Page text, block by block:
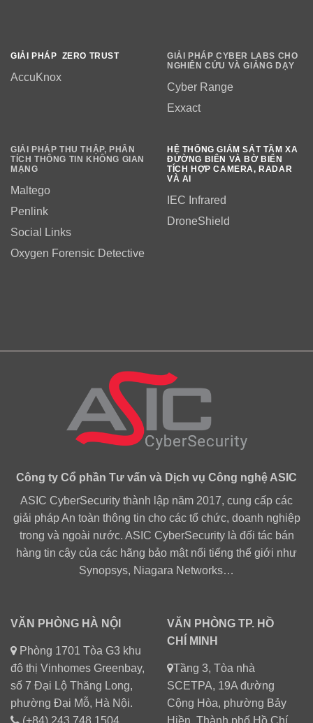
GIẢI PHÁP ZERO TRUST
AccuKnox
GIẢI PHÁP CYBER LABS CHO
NGHIÊN CỨU VÀ GIẢNG DẠY
Cyber Range
Exxact
GIẢI PHÁP THU THẬP, PHÂN
TÍCH THÔNG TIN KHÔNG GIAN
MẠNG
Maltego
Penlink
Social Links
Oxygen Forensic Detective
HỆ THỐNG GIÁM SÁT TẦM XA
ĐƯỜNG BIÊN VÀ BỜ BIỂN
TÍCH HỢP CAMERA, RADAR
VÀ AI
IEC Infrared
DroneShield
Công ty Cổ phần Tư vấn và Dịch vụ Công nghệ ASIC
ASIC CyberSecurity thành lập năm 2017, cung cấp các
giải pháp An toàn thông tin cho các tổ chức, doanh nghiệp
trong và ngoài nước. ASIC CyberSecurity là đối tác bán
hàng tin cậy của các hãng bảo mật nổi tiếng thế giới như
Synopsys, Niagara Networks…
VĂN PHÒNG HÀ NỘI
Phòng 1701 Tòa G3 khu
đô thị Vinhomes Greenbay,
số 7 Đại Lộ Thăng Long,
phường Đại Mỗ, Hà Nội.
(+84) 243 748 1504
VĂN PHÒNG TP. HỒ
CHÍ MINH
Tầng 3, Tòa nhà
SCETPA, 19A đường
Cộng Hòa, phường Bảy
Hiền, Thành phố Hồ Chí